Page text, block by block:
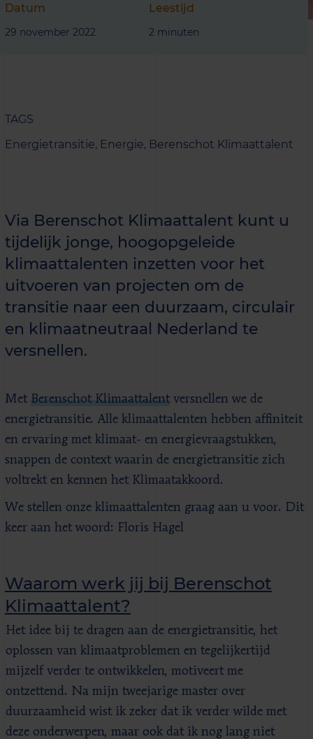
Datum
29 november 2022
Leestijd
2 minuten
TAGS
Energietransitie, Energie, Berenschot Klimaattalent
Via Berenschot Klimaattalent kunt u
tijdelijk jonge, hoogopgeleide
klimaattalenten inzetten voor het
uitvoeren van projecten om de
transitie naar een duurzaam, circulair
en klimaatneutraal Nederland te
versnellen.
Met Berenschot Klimaattalent versnellen we de
energietransitie. Alle klimaattalenten hebben affiniteit
en ervaring met klimaat- en energievraagstukken,
snappen de context waarin de energietransitie zich
voltrekt en kennen het Klimaatakkoord.
We stellen onze klimaattalenten graag aan u voor. Dit
keer aan het woord: Floris Hagel
Waarom werk jij bij Berenschot
Klimaattalent?
Het idee bij te dragen aan de energietransitie, het
oplossen van klimaatproblemen en tegelijkertijd
mijzelf verder te ontwikkelen, motiveert me
ontzettend. Na mijn tweejarige master over
duurzaamheid wist ik zeker dat ik verder wilde met
deze onderwerpen, maar ook dat ik nog lang niet